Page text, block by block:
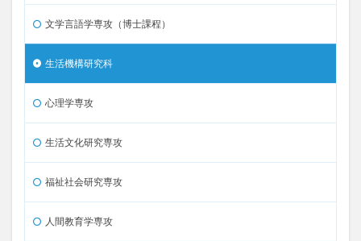
文学言語学専攻（博士課程）
生活機構研究科
心理学専攻
生活文化研究専攻
福祉社会研究専攻
人間教育学専攻